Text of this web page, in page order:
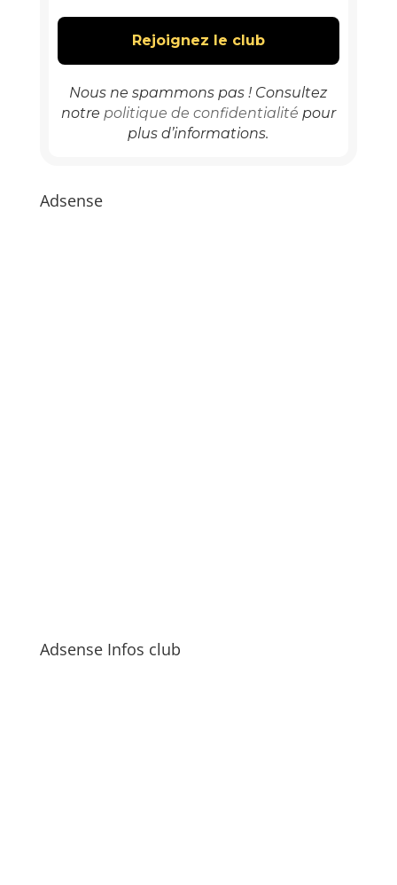
Nous ne spammons pas ! Consultez
notre politique de confidentialité pour
plus d’informations.
Adsense
Adsense Infos club